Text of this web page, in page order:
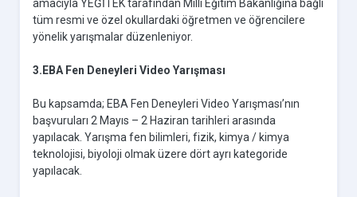
amacıyla YEĞİTEK tarafından Millî Eğitim Bakanlığına bağlı
tüm resmi ve özel okullardaki öğretmen ve öğrencilere
yönelik yarışmalar düzenleniyor.
3.EBA Fen Deneyleri Video Yarışması
Bu kapsamda; EBA Fen Deneyleri Video Yarışması’nın
başvuruları 2 Mayıs – 2 Haziran tarihleri arasında
yapılacak. Yarışma fen bilimleri, fizik, kimya / kimya
teknolojisi, biyoloji olmak üzere dört ayrı kategoride
yapılacak.